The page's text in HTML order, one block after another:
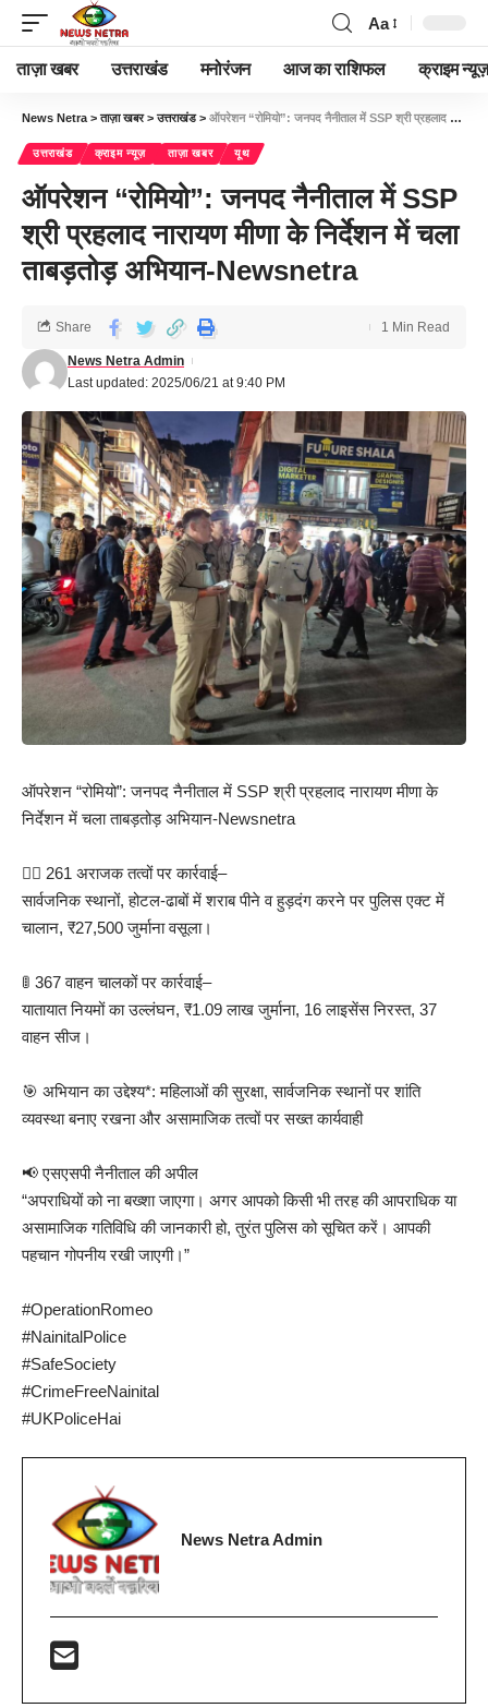
Aa
ताज़ा खबर उत्तराखंड मनोरंजन आज का राशिफल क्राइम न्यूज़
News Netra >ताज़ा खबर>उत्तराखंड> ऑपरेशन “रोमियो”: जनपद नैनीताल में SSP श्री प्रहलाद नारायण मीणा के निर्देशन में चला ताबड़तोड़ अभियान-Newsnetra
उत्तराखंड क्राइम न्यूज़ ताज़ा खबर यूथ
ऑपरेशन “रोमियो”: जनपद नैनीताल में SSP
श्री प्रहलाद नारायण मीणा के निर्देशन में चला
ताबड़तोड़ अभियान-Newsnetra
Last updated: 2025/06/21 at 9:40 PM
News Netra Admin
Share 1 Min Read
ऑपरेशन “रोमियो”: जनपद नैनीताल में SSP श्री प्रहलाद नारायण मीणा के
निर्देशन में चला ताबड़तोड़ अभियान-Newsnetra
👮‍♀️ 261 अराजक तत्वों पर कार्रवाई–
सार्वजनिक स्थानों, होटल-ढाबों में शराब पीने व हुड़दंग करने पर पुलिस एक्ट में
चालान, ₹27,500 जुर्माना वसूला।
🚦 367 वाहन चालकों पर कार्रवाई–
यातायात नियमों का उल्लंघन, ₹1.09 लाख जुर्माना, 16 लाइसेंस निरस्त, 37
वाहन सीज।
🎯 अभियान का उद्देश्य*: महिलाओं की सुरक्षा, सार्वजनिक स्थानों पर शांति
व्यवस्था बनाए रखना और असामाजिक तत्वों पर सख्त कार्यवाही
📢 एसएसपी नैनीताल की अपील
“अपराधियों को ना बख्शा जाएगा। अगर आपको किसी भी तरह की आपराधिक या
असामाजिक गतिविधि की जानकारी हो, तुरंत पुलिस को सूचित करें। आपकी
पहचान गोपनीय रखी जाएगी।”
#OperationRomeo
#NainitalPolice
#SafeSociety
#CrimeFreeNainital
#UKPoliceHai
News Netra Admin